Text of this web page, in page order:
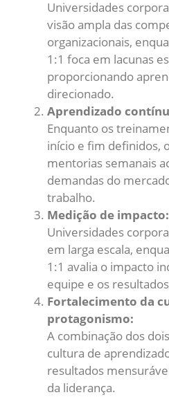
Universidades
visão ampla das
organizacionais,
1:1 foca em lacunas
proporcionando
direcionado.
Aprendizado
Enquanto os
início e fim definidos,
mentorias semanais
demandas do
trabalho.
Medição de impacto:
Universidades
em larga escala,
1:1 avalia o impacto
equipe e os
Fortalecimento da
protagonismo:
A combinação dos
cultura de
resultados
da liderança.